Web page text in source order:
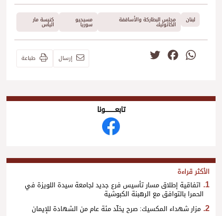
لبنان مجلس البطاركة والأساقفة
الكاثوليك
مسيحيو
سوريا
كنيسة مار
الياس
WhatsApp
Facebook إرسال طباعة
تابعــــــــــونا
الأكثر قراءة
اتفاقية إطلاق مسار تأسيس فرع جديد لجامعة سيدة اللويزة في
الحمرا بالتوافق مع الرهبنة الكبوشية
مزار شهداء المكسيك: صرح يخلّد مئة عام من الشهادة للإيمان